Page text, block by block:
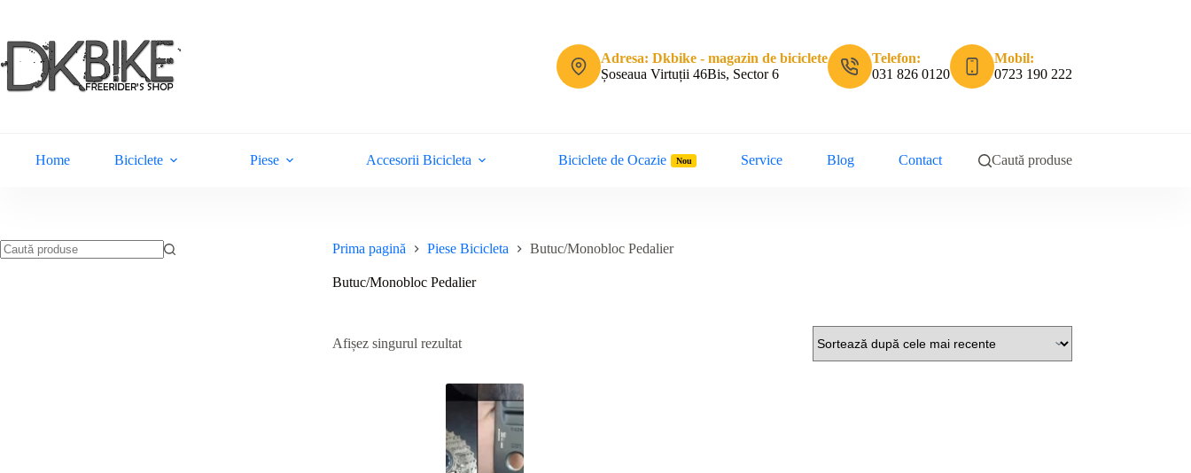
conținut
Adresa: Dkbike - magazin de biciclete
Șoseaua Virtuții 46Bis, Sector 6
Telefon:
031 826 0120
Mobil:
0723 190 222
Home Biciclete Piese Accesorii Bicicleta Biciclete de Ocazie Nou Service Blog Contact Caută produse
Prima pagină Piese Bicicleta Butuc/Monobloc Pedalier
Butuc/Monobloc Pedalier
Afișez singurul rezultat